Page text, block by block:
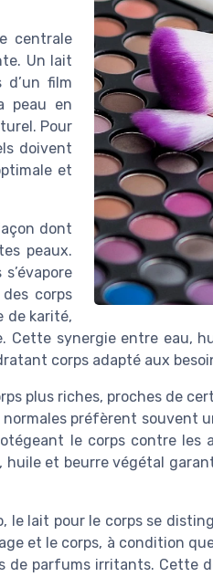
centrale
Un lait
d’un film
peau en
Pour
doivent
et
dont
peaux.
corps
de karité,
Cette synergie entre eau,
corps adapté aux
plus riches, proches de
normales préfèrent souvent
le corps contre les
huile et beurre végétal
le lait pour le corps se
et le corps, à condition
de parfums irritants. Cette